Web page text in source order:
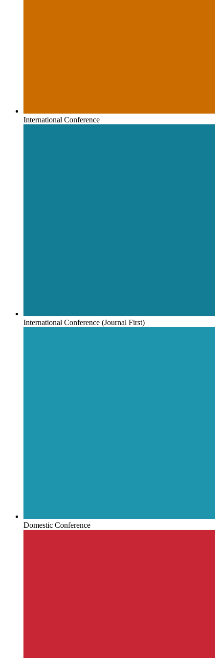
International Conference
International Conference (Journal First)
Domestic Conference